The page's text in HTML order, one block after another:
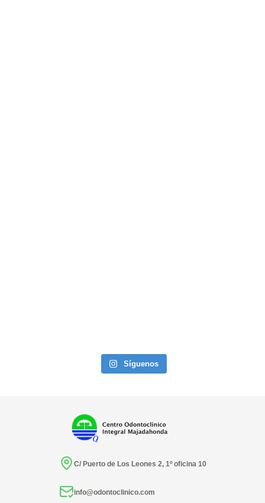
Síguenos
C/ Puerto de Los Leones 2, 1º oficina 10
info@odontoclinico.com